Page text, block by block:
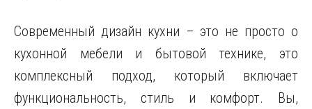
Современный дизайн кухни – это не просто о
кухонной мебели и бытовой технике, это
комплексный подход, который включает
функциональность, стиль и комфорт. Вы,